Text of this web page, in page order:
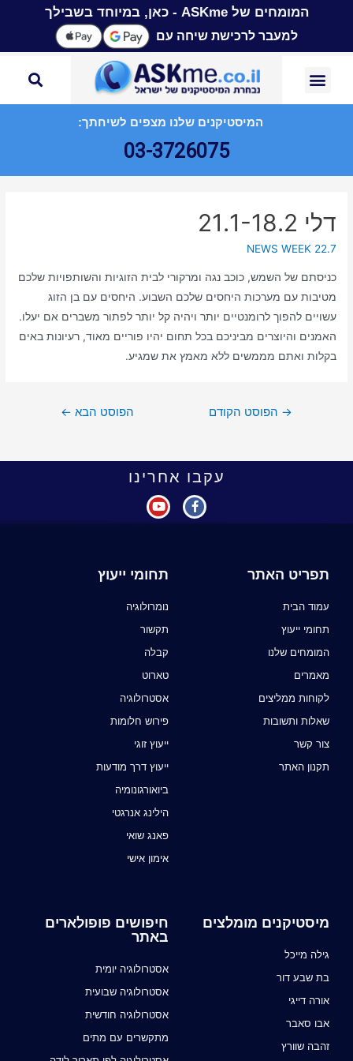
המומחים של ASKme - כאן, במיוחד בשבילך
למעבר לרכישת שיחה עם
המיסטיקנים שלנו מצפים לשיחתך:
03-3726075
דלי 21.1-18.2
NEWS WEEK 22.7
כניסתם של השמש, כוכב נגה ומרקורי לבית הזוגיות והשותפויות שלכם
מטיבות עם מערכות היחסים שלכם השבוע. היחסים עם בן הזוג
עשויים להפוך לרומנטיים יותר ויהיה קל יותר לפתור משברים אם יעלו.
האמנים והיוצרים מביניכם בכל תחום יהיו פוריים מאוד, רעיונות באים
בקלות ואתם מממשים ללא מאמץ את שמגיע.
→ הפוסט הקודם הפוסט הבא ←
עקבו אחרינו
תפריט האתר
עמוד הבית
תחומי ייעוץ
המומחים שלנו
מאמרים
לקוחות ממליצים
שאלות ותשובות
צור קשר
תקנון האתר
תחומי ייעוץ
נומרולוגיה
תקשור
קבלה
טארוט
אסטרולוגיה
פירוש חלומות
ייעוץ זוגי
ייעוץ דרך מודעות
ביואורגונומיה
הילינג אנרגטי
פאנג שואי
אימון אישי
מיסטיקנים מומלצים
גילה מייכל
בת שבע דור
אורה דייגי
אבו סאבר
זהבה שוורץ
חיפושים פופולארים
באתר
אסטרולוגיה יומית
אסטרולוגיה שבועית
אסטרולוגיה חודשית
מתקשרים עם מתים